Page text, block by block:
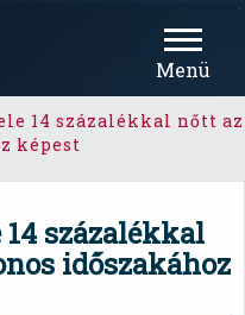
Menü
14 százalékkal nőtt az
képest
százalékkal
időszakához